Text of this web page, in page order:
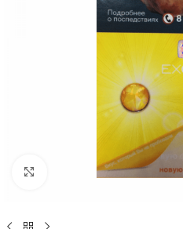
Нажмите, чтобы увеличить